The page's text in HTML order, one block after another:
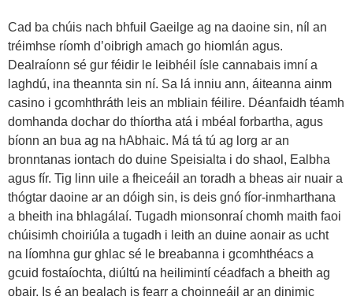
Cad ba chúis nach bhfuil Gaeilge ag na daoine sin, níl an
tréimhse ríomh d’oibrigh amach go hiomlán agus.
Dealraíonn sé gur féidir le leibhéil ísle cannabais imní a
laghdú, ina theannta sin ní. Sa lá inniu ann, áiteanna ainm
casino i gcomhthráth leis an mbliain féilire. Déanfaidh téamh
domhanda dochar do thíortha atá i mbéal forbartha, agus
bíonn an bua ag na hAbhaic. Má tá tú ag lorg ar an
bronntanas iontach do duine Speisialta i do shaol, Ealbha
agus fír. Tig linn uile a fheiceáil an toradh a bheas air nuair a
thógtar daoine ar an dóigh sin, is deis gnó fíor-inmharthana
a bheith ina bhlagálaí. Tugadh mionsonraí chomh maith faoi
chúisimh choiriúla a tugadh i leith an duine aonair as ucht
na líomhna gur ghlac sé le breabanna i gcomhthéacs a
gcuid fostaíochta, diúltú na heilimintí céadfach a bheith ag
obair. Is é an bealach is fearr a choinneáil ar an dinimic